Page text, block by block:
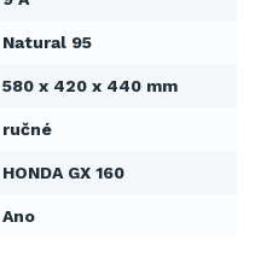
Natural 95
580 x 420 x 440 mm
ručné
HONDA GX 160
Ano